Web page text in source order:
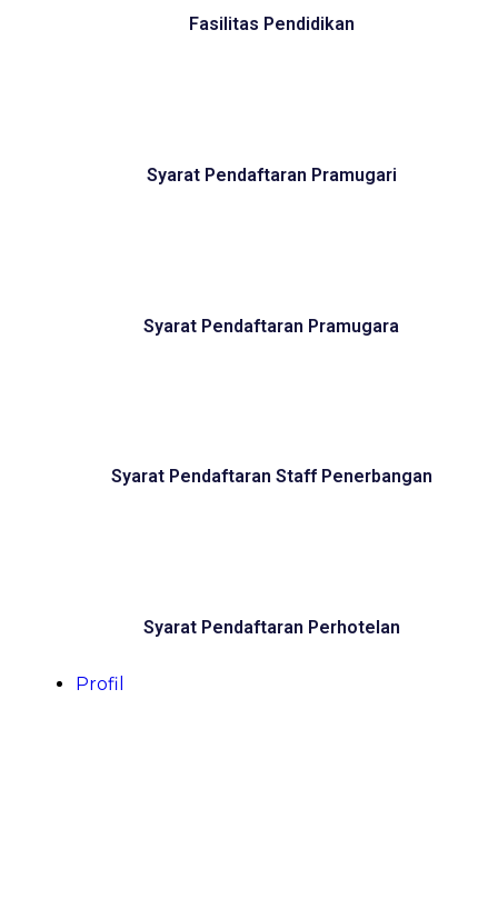
Fasilitas Pendidikan
Syarat Pendaftaran Pramugari
Syarat Pendaftaran Pramugara
Syarat Pendaftaran Staff Penerbangan
Syarat Pendaftaran Perhotelan
Profil